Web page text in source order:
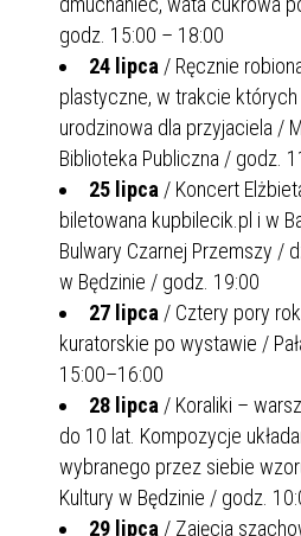
godz. 15:00 – 18:00
24 lipca / Ręcznie
plastyczne, w trakcie
urodzinowa dla przyjaciela /
Biblioteka Publiczna / godz.
25 lipca / Koncert
biletowana kupbilecik.pl i w
Bulwary Czarnej Przemszy /
w Będzinie / godz. 19:00
27 lipca / Cztery pory
kuratorskie po wystawie /
15:00–16:00
28 lipca / Koraliki –
do 10 lat. Kompozycje
wybranego przez siebie
Kultury w Będzinie / godz.
29 lipca / Zajęcia